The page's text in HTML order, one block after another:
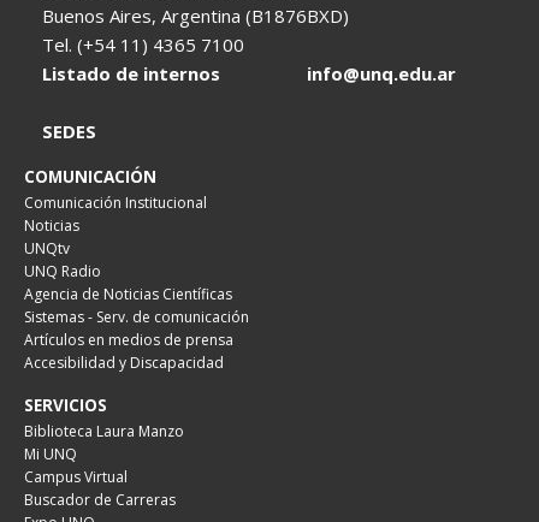
Buenos Aires, Argentina (B1876BXD)
Tel. (+54 11) 4365 7100
Listado de internos
info@unq.edu.ar
SEDES
COMUNICACIÓN
Comunicación Institucional
Noticias
UNQtv
UNQ Radio
Agencia de Noticias Científicas
Sistemas - Serv. de comunicación
Artículos en medios de prensa
Accesibilidad y Discapacidad
SERVICIOS
Biblioteca Laura Manzo
Mi UNQ
Campus Virtual
Buscador de Carreras